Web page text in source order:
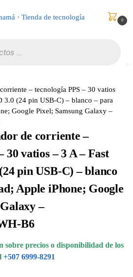
0
– tecnología PPS – 30 vatios
3.0 (24 pin USB-C) – blanco – para
Google Pixel; Samsung Galaxy –
de corriente –
30 vatios – 3 A – Fast
pin USB-C) – blanco
Apple iPhone; Google
–
B6
precios o disponibilidad de los
+507 6999-8291